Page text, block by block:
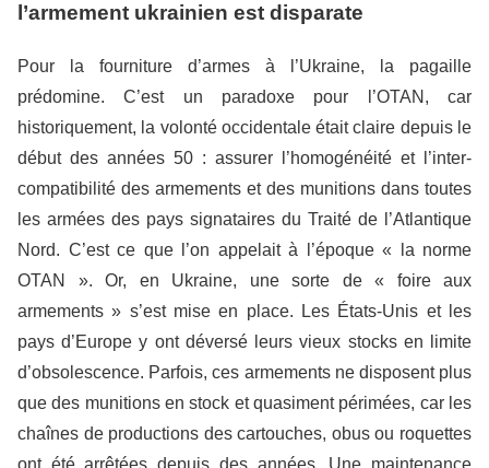
l’armement ukrainien est disparate
Pour la fourniture d’armes à l’Ukraine, la pagaille
prédomine. C’est un paradoxe pour l’OTAN, car
historiquement, la volonté occidentale était claire depuis le
début des années 50 : assurer l’homogénéité et l’inter-
compatibilité des armements et des munitions dans toutes
les armées des pays signataires du Traité de l’Atlantique
Nord. C’est ce que l’on appelait à l’époque « la norme
OTAN ». Or, en Ukraine, une sorte de « foire aux
armements » s’est mise en place. Les États-Unis et les
pays d’Europe y ont déversé leurs vieux stocks en limite
d’obsolescence. Parfois, ces armements ne disposent plus
que des munitions en stock et quasiment périmées, car les
chaînes de productions des cartouches, obus ou roquettes